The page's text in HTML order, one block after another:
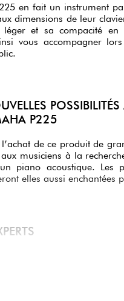
en fait un instrument
dimensions de leur
et sa compacité
vous accompagner
P225
de ce produit de
musiciens à la
piano acoustique. Les
elles aussi enchantées